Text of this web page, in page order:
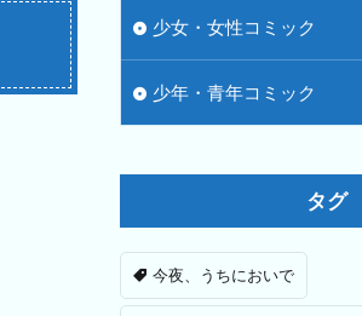
少女・女性コミック
少年・青年コミック
タグ
今夜、うちにおいで